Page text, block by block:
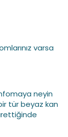
varsa
neyin
tür beyaz kan